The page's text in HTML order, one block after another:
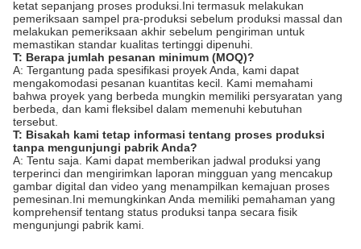
ketat sepanjang proses produksi.Ini termasuk melakukan
pemeriksaan sampel pra-produksi sebelum produksi massal dan
melakukan pemeriksaan akhir sebelum pengiriman untuk
memastikan standar kualitas tertinggi dipenuhi.
T: Berapa jumlah pesanan minimum (MOQ)?
A: Tergantung pada spesifikasi proyek Anda, kami dapat
mengakomodasi pesanan kuantitas kecil. Kami memahami
bahwa proyek yang berbeda mungkin memiliki persyaratan yang
berbeda, dan kami fleksibel dalam memenuhi kebutuhan
tersebut.
T: Bisakah kami tetap informasi tentang proses produksi
tanpa mengunjungi pabrik Anda?
A: Tentu saja. Kami dapat memberikan jadwal produksi yang
terperinci dan mengirimkan laporan mingguan yang mencakup
gambar digital dan video yang menampilkan kemajuan proses
pemesinan.Ini memungkinkan Anda memiliki pemahaman yang
komprehensif tentang status produksi tanpa secara fisik
mengunjungi pabrik kami.